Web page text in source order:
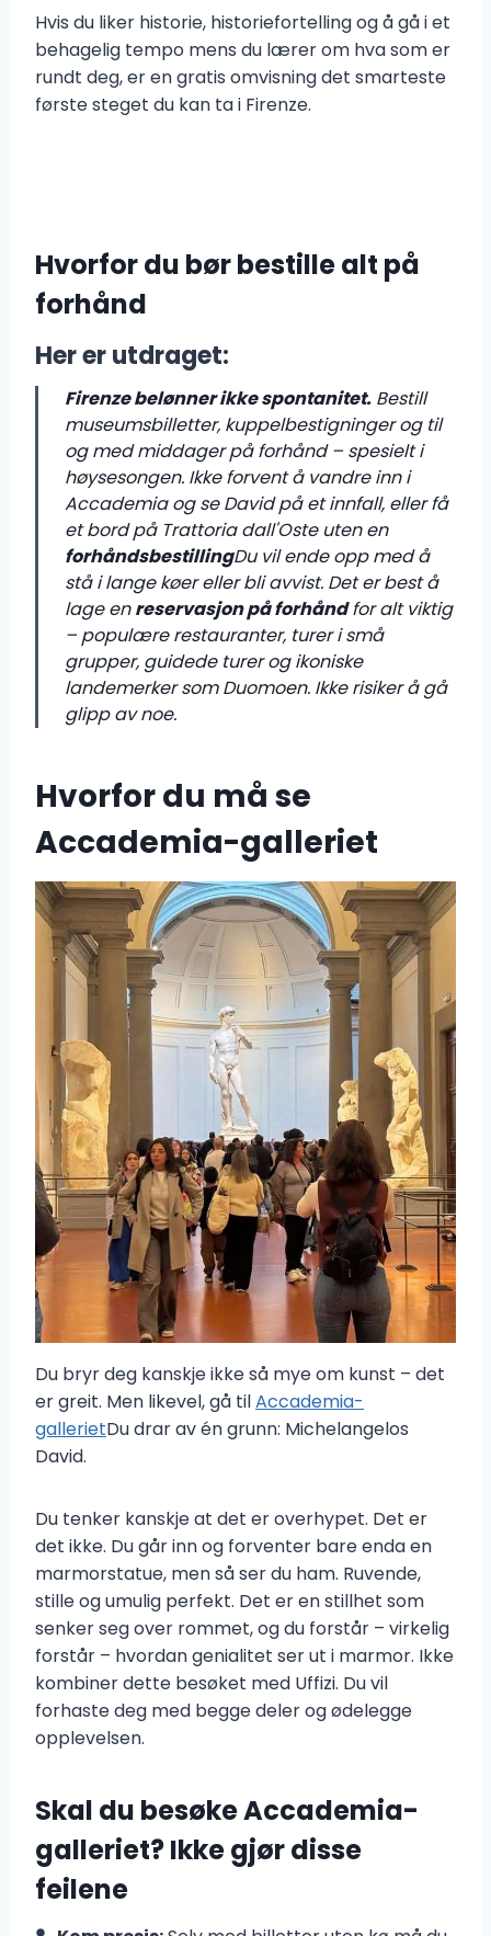
Hvis du liker historie, historiefortelling og å gå i et
behagelig tempo mens du lærer om hva som er
rundt deg, er en gratis omvisning det smarteste
første steget du kan ta i Firenze.
Hvorfor du bør bestille alt på
forhånd
Her er utdraget:
Firenze belønner ikke spontanitet. Bestill
museumsbilletter, kuppelbestigninger og til
og med middager på forhånd – spesielt i
høysesongen. Ikke forvent å vandre inn i
Accademia og se David på et innfall, eller få
et bord på Trattoria dall'Oste uten en
forhåndsbestillingDu vil ende opp med å
stå i lange køer eller bli avvist. Det er best å
lage enreservasjon på forhåndfor alt viktig
– populære restauranter, turer i små
grupper, guidede turer og ikoniske
landemerker som Duomoen. Ikke risiker å gå
glipp av noe.
Hvorfor du må se
Accademia-galleriet
Du bryr deg kanskje ikke så mye om kunst – det
er greit. Men likevel, gå tilAccademia-
gallerietDu drar av én grunn: Michelangelos
David.
Du tenker kanskje at det er overhypet. Det er
det ikke. Du går inn og forventer bare enda en
marmorstatue, men så ser du ham. Ruvende,
stille og umulig perfekt. Det er en stillhet som
senker seg over rommet, og du forstår – virkelig
forstår – hvordan genialitet ser ut i marmor. Ikke
kombiner dette besøket med Uffizi. Du vil
forhaste deg med begge deler og ødelegge
opplevelsen.
Skal du besøke Accademia-
galleriet? Ikke gjør disse
feilene